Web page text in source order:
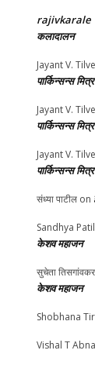
rajivkarale
कलादालन
Jayant V. Tilve
पार्किन्सन्स
Jayant V. Tilve
पार्किन्सन्स
Jayant V. Tilve
पार्किन्सन्स
संध्या पाटील on
Sandhya Patil
केशव महाजन
सुचेता तिसगांवकर
केशव महाजन
Shobhana
Vishal T